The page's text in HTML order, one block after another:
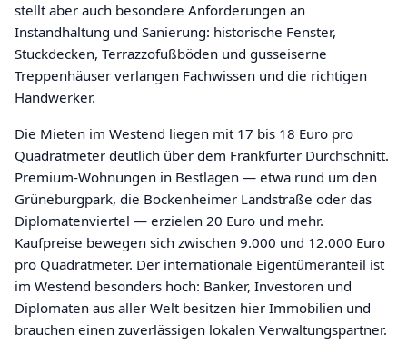
stellt aber auch besondere Anforderungen an
Instandhaltung und Sanierung: historische Fenster,
Stuckdecken, Terrazzofußböden und gusseiserne
Treppenhäuser verlangen Fachwissen und die richtigen
Handwerker.
Die Mieten im Westend liegen mit 17 bis 18 Euro pro
Quadratmeter deutlich über dem Frankfurter Durchschnitt.
Premium-Wohnungen in Bestlagen — etwa rund um den
Grüneburgpark, die Bockenheimer Landstraße oder das
Diplomatenviertel — erzielen 20 Euro und mehr.
Kaufpreise bewegen sich zwischen 9.000 und 12.000 Euro
pro Quadratmeter. Der internationale Eigentümeranteil ist
im Westend besonders hoch: Banker, Investoren und
Diplomaten aus aller Welt besitzen hier Immobilien und
brauchen einen zuverlässigen lokalen Verwaltungspartner.